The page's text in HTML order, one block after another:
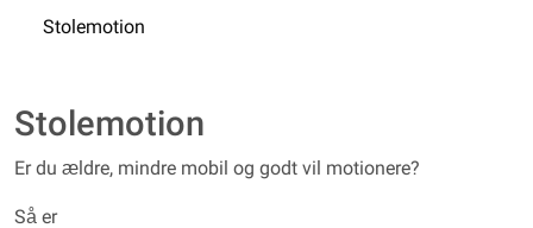
Stolemotion
Stolemotion
Er du ældre, mindre mobil og godt vil motionere?
Så er